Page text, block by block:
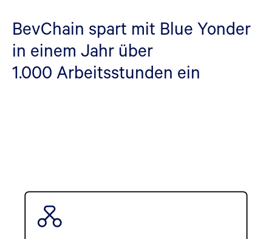
BevChain spart mit Blue Yonder
in einem Jahr über
1.000 Arbeitsstunden ein